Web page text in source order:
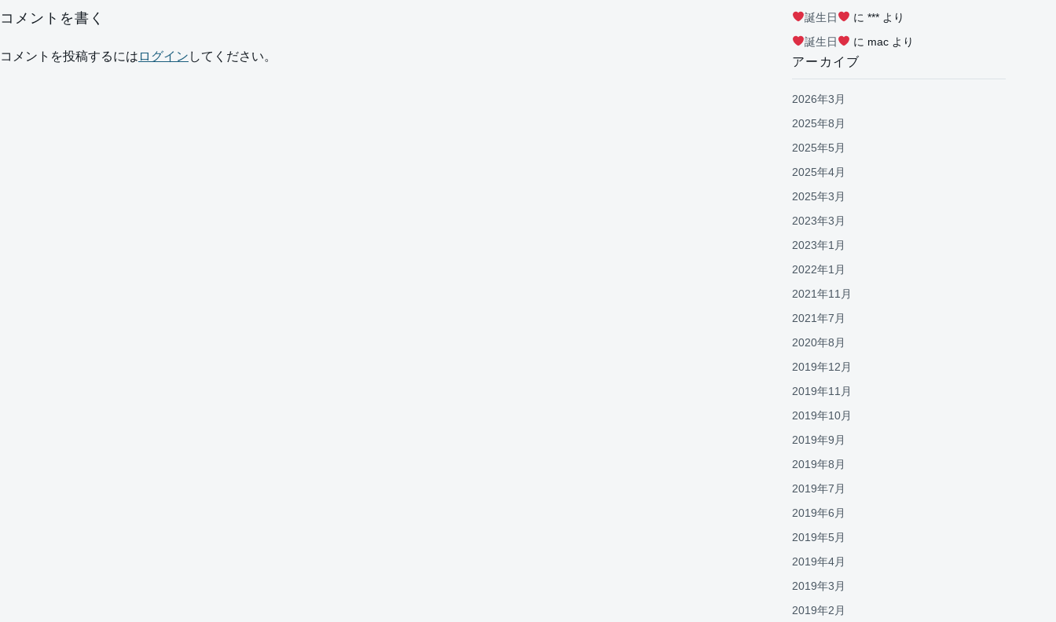
コメントを書く
コメントを投稿するには ログイン してください。
誕生日
に ***より
誕生日
に macより
アーカイブ
2026年3月
2025年8月
2025年5月
2025年4月
2025年3月
2023年3月
2023年1月
2022年1月
2021年11月
2021年7月
2020年8月
2019年12月
2019年11月
2019年10月
2019年9月
2019年8月
2019年7月
2019年6月
2019年5月
2019年4月
2019年3月
2019年2月